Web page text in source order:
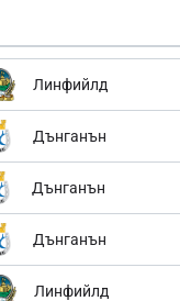
Линфийлд
Дънганън
Дънганън
Дънганън
Линфийлд